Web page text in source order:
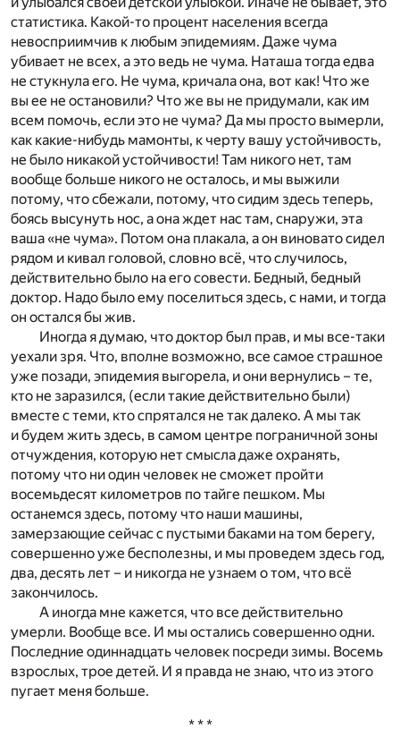
статистика. Какой-то процент населения всегда
невосприимчив к любым эпидемиям. Даже чума
убивает не всех, а это ведь не чума. Наташа тогда едва
не стукнула его. Не чума, кричала она, вот как! Что же
вы ее не остановили? Что же вы не придумали, как им
всем помочь, если это не чума? Да мы просто вымерли,
как какие-нибудь мамонты, к черту вашу устойчивость,
не было никакой устойчивости! Там никого нет, там
вообще больше никого не осталось, и мы выжили
потому, что сбежали, потому, что сидим здесь теперь,
боясь высунуть нос, а она ждет нас там, снаружи, эта
ваша «не чума». Потом она плакала, а он виновато сидел
рядом и кивал головой, словно всё, что случилось,
действительно было на его совести. Бедный, бедный
доктор. Надо было ему поселиться здесь, с нами, и тогда
он остался бы жив.
Иногда я думаю, что доктор был прав, и мы все-таки
уехали зря. Что, вполне возможно, все самое страшное
уже позади, эпидемия выгорела, и они вернулись – те,
кто не заразился, (если такие действительно были)
вместе с теми, кто спрятался не так далеко. А мы так
и будем жить здесь, в самом центре пограничной зоны
отчуждения, которую нет смысла даже охранять,
потому что ни один человек не сможет пройти
восемьдесят километров по тайге пешком. Мы
останемся здесь, потому что наши машины,
замерзающие сейчас с пустыми баками на том берегу,
совершенно уже бесполезны, и мы проведем здесь год,
два, десять лет – и никогда не узнаем о том, что всё
закончилось.
А иногда мне кажется, что все действительно
умерли. Вообще все. И мы остались совершенно одни.
Последние одиннадцать человек посреди зимы. Восемь
взрослых, трое детей. И я правда не знаю, что из этого
пугает меня больше.
* * *